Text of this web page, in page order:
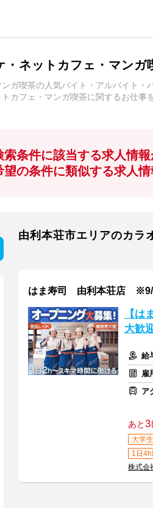
ネットカフェ・マン
ガ喫茶の人気バイト・アルバイト
カフェ・マンガ喫茶に関するお仕
索条件に該当する求人情報
望の条件に類似する求人
由利本荘市エリアのカラ
はま寿司 由利本荘店 ※9/
【
大歓
給
雇
ア
あと3
大学
1日
株式会